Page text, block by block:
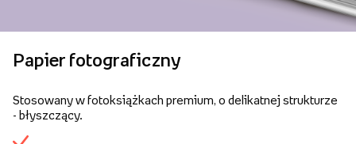
Papier fotograficzny
Stosowany w fotoksiążkach premium, o delikatnej strukturze
- błyszczący.